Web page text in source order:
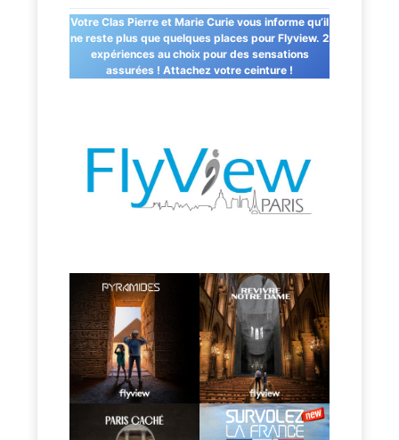
Votre Clas Pierre et Marie Curie vous informe qu’il
ne reste plus que quelques places pour Flyview. 2
expériences au choix pour des sensations
assurées ! Attachez votre ceinture !